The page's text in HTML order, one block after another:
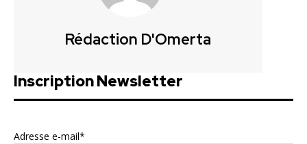
Rédaction D'Omerta
Inscription Newsletter
Adresse e-mail*